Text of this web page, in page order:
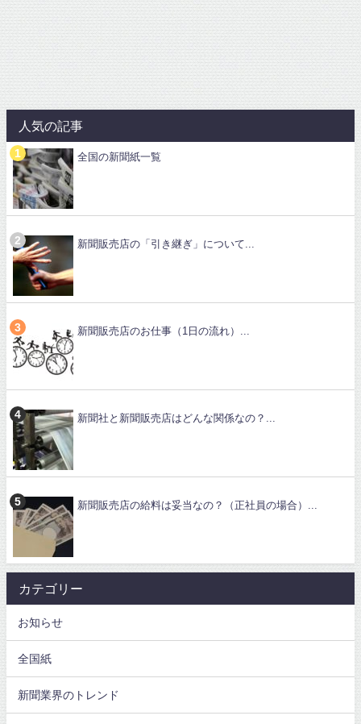
人気の記事
全国の新聞紙一覧
新聞販売店の「引き継ぎ」について...
新聞販売店のお仕事（1日の流れ）...
新聞社と新聞販売店はどんな関係なの？...
新聞販売店の給料は妥当なの？（正社員の場合）...
カテゴリー
お知らせ
全国紙
新聞業界のトレンド